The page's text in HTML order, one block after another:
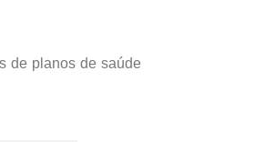
de planos de saúde